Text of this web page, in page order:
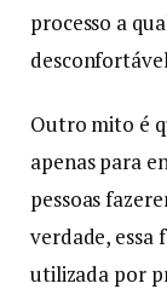
processo a
Outro mito é
apenas para
pessoas
verdade, essa
utilizada por